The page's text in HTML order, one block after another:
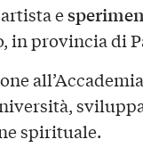
artista e
in provincia di
spirituale.